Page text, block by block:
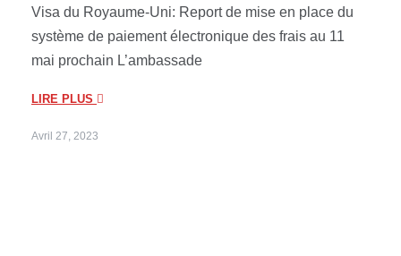
Visa du Royaume-Uni: Report de mise en place du
système de paiement électronique des frais au 11
mai prochain L’ambassade
LIRE PLUS
Avril 27, 2023